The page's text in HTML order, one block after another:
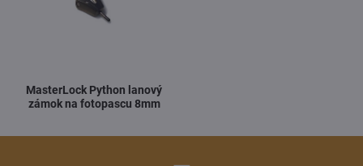
MasterLock Python lanový
zámok na fotopascu 8mm